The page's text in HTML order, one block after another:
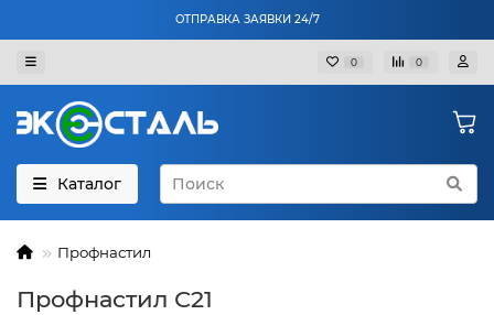
ОТПРАВКА ЗАЯВКИ 24/7
0 0
Каталог
Профнастил
Профнастил С21